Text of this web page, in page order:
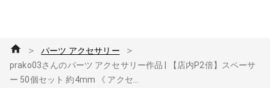
＞ パーツ アクセサリー ＞
prako03さんのパーツ アクセサリー作品 | 【店内P2倍】スペーサ
ー 50個セット 約4mm 《 アクセ...